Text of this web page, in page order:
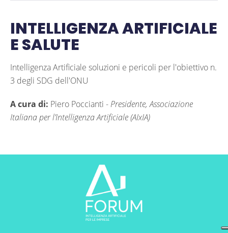
INTELLIGENZA ARTIFICIALE
E SALUTE
Intelligenza Artificiale soluzioni e pericoli per l'obiettivo n.
3 degli SDG dell'ONU
A cura di: Piero Poccianti - Presidente, Associazione
Italiana per l’Intelligenza Artificiale (AIxIA)